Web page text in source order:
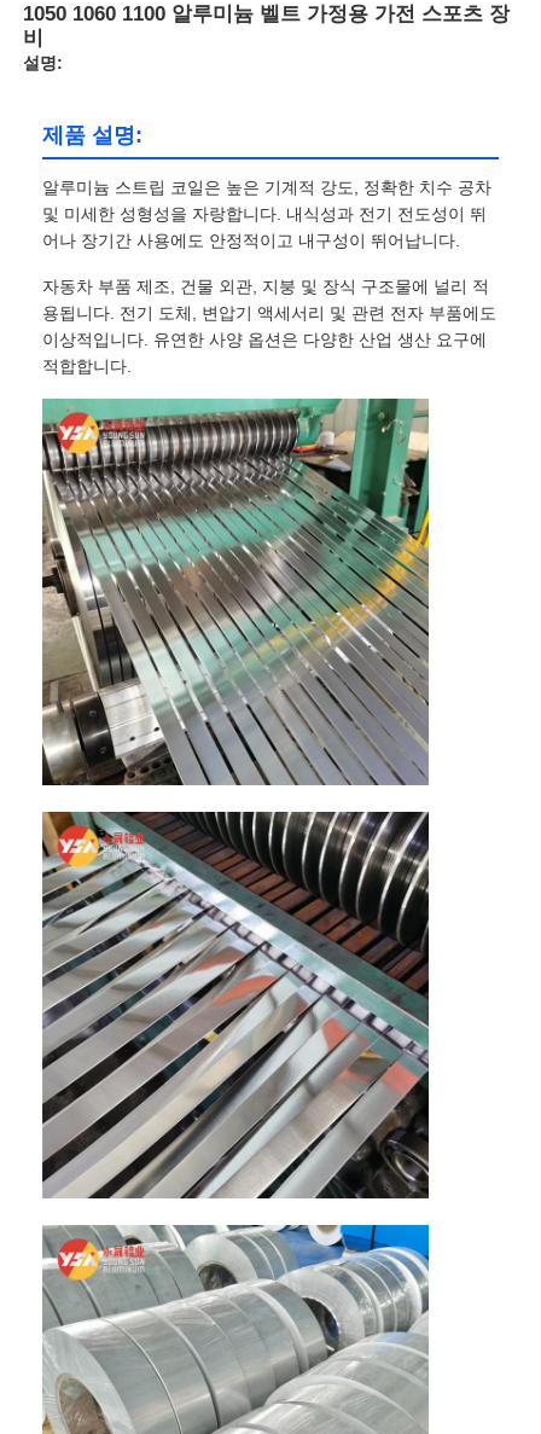
홈
제품
회사 소개
공장 견학
품질 관리
문의하기
1050 1060 1100 알루미늄 벨트 가정용 가전 스포츠 장
비
설명:
제품 설명:
알루미늄 스트립 코일은 높은 기계적 강도, 정확한 치수 공차
및 미세한 성형성을 자랑합니다. 내식성과 전기 전도성이 뛰
어나 장기간 사용에도 안정적이고 내구성이 뛰어납니다.
자동차 부품 제조, 건물 외관, 지붕 및 장식 구조물에 널리 적
용됩니다. 전기 도체, 변압기 액세서리 및 관련 전자 부품에도
이상적입니다. 유연한 사양 옵션은 다양한 산업 생산 요구에
적합합니다.